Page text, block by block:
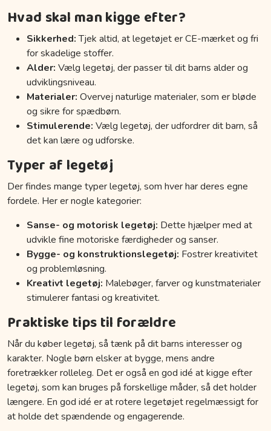
Hvad skal man kigge efter?
Sikkerhed:Tjek altid, at legetøjet er CE-mærket og fri
for skadelige stoffer.
Alder: Vælg legetøj, der passer til dit barns alder og
udviklingsniveau.
Materialer: Overvej naturlige materialer, som er bløde
og sikre for spædbørn.
Stimulerende: Vælg legetøj, der udfordrer dit barn, så
det kan lære og udforske.
Typer af legetøj
Der findes mange typer legetøj, som hver har deres egne
fordele. Her er nogle kategorier:
Sanse- og motorisk legetøj: Dette hjælper med at
udvikle fine motoriske færdigheder og sanser.
Bygge- og konstruktionslegetøj: Fostrer kreativitet
og problemløsning.
Kreativt legetøj: Malebøger, farver og kunstmaterialer
stimulerer fantasi og kreativitet.
Praktiske tips til forældre
Når du køber legetøj, så tænk på dit barns interesser og
karakter. Nogle børn elsker at bygge, mens andre
foretrækker rolleleg. Det er også en god idé at kigge efter
legetøj, som kan bruges på forskellige måder, så det holder
længere. En god idé er at rotere legetøjet regelmæssigt for
at holde det spændende og engagerende.